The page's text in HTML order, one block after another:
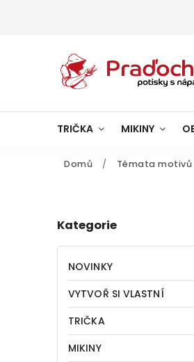
TRIČKA MIKINY
Domů / Témata motivů
Kategorie
NOVINKY
VYTVOŘ SI VLASTNÍ
TRIČKA
MIKINY